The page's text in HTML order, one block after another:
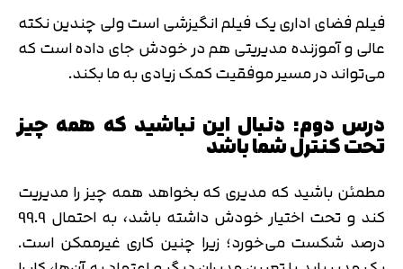
فیلم فضای اداری یک فیلم انگیزشی است ولی چندین نکته
عالی و آموزنده مدیریتی هم در خودش جای داده است که
می‌تواند در مسیر موفقیت کمک زیادی به ما بکند.
درس دوم: دنبال این نباشید که همه چیز
تحت کنترل شما باشد
مطمئن باشید که مدیری که بخواهد همه چیز را مدیریت
کند و تحت اختیار خودش داشته باشد، به احتمال 99.9
درصد شکست می‌خورد؛ زیرا چنین کاری غیرممکن است.